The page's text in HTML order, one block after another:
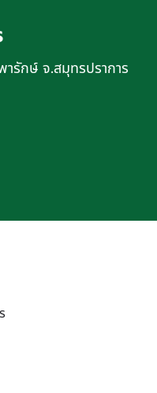
ารักษ์ จ.สมุทรปราการ